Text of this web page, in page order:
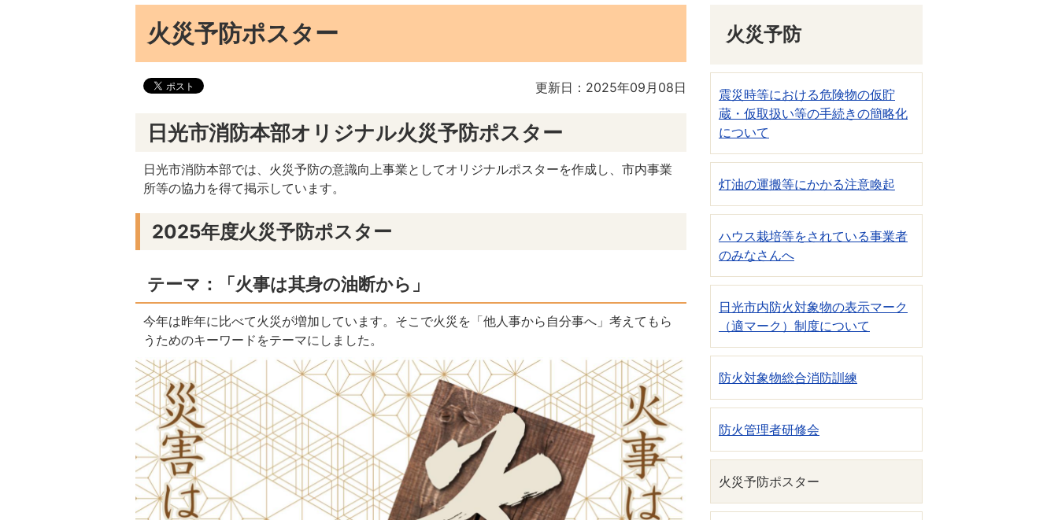
火災予防ポスター
更新日：2025年09月08日
日光市消防本部オリジナル火災予防ポスター
日光市消防本部では、火災予防の意識向上事業としてオリジナルポスターを作成し、市内事業
所等の協力を得て掲示しています。
2025年度火災予防ポスター
テーマ：「火事は其身の油断から」
今年は昨年に比べて火災が増加しています。そこで火災を「他人事から自分事へ」考えてもら
うためのキーワードをテーマにしました。
火災予防
震災時等における危険物の仮貯
蔵・仮取扱い等の手続きの簡略化
について
灯油の運搬等にかかる注意喚起
ハウス栽培等をされている事業者
のみなさんへ
日光市内防火対象物の表示マーク
（適マーク）制度について
防火対象物総合消防訓練
防火管理者研修会
火災予防ポスター